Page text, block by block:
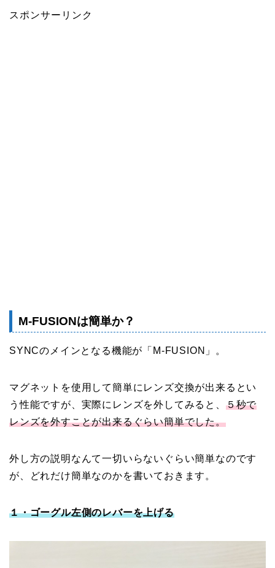
スポンサーリンク
M-FUSIONは簡単か？
SYNCのメインとなる機能が「M-FUSION」。
マグネットを使用して簡単にレンズ交換が出来るとい
う性能ですが、実際にレンズを外してみると、 ５秒で
レンズを外すことが出来るぐらい簡単でした。
外し方の説明なんて一切いらないぐらい簡単なのです
が、どれだけ簡単なのかを書いておきます。
１・ゴーグル左側のレバーを上げる